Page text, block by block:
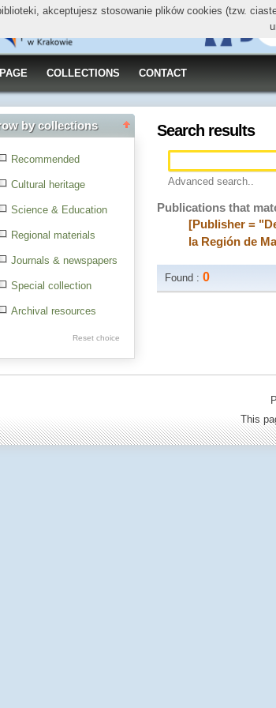
COLLECTIONS CONTACT
by collections
Recommended
Cultural heritage
Science & Education
Regional materials
Journals & newspapers
Special collection
Archival resources
Reset choice
Search results
Advanced search..
Publications that
[Publisher =
la Región de
Found :0
This
akceptujesz stosowanie plików cookies (tzw.